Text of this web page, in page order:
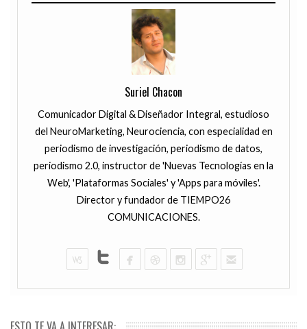
Suriel Chacon
Comunicador Digital & Diseñador Integral, estudioso
del NeuroMarketing, Neurociencia, con especialidad en
periodismo de investigación, periodismo de datos,
periodismo 2.0, instructor de 'Nuevas Tecnologías en la
Web', 'Plataformas Sociales' y 'Apps para móviles'.
Director y fundador de TIEMPO26
COMUNICACIONES.